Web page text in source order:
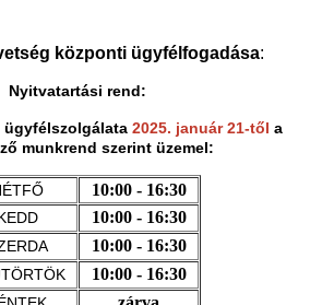
központi ügyfélfogadása:
Nyitvatartási rend:
ügyfélszolgálata 2025. január 21-től a
munkrend szerint üzemel:
10:00 - 16:30
10:00 - 16:30
10:00 - 16:30
10:00 - 16:30